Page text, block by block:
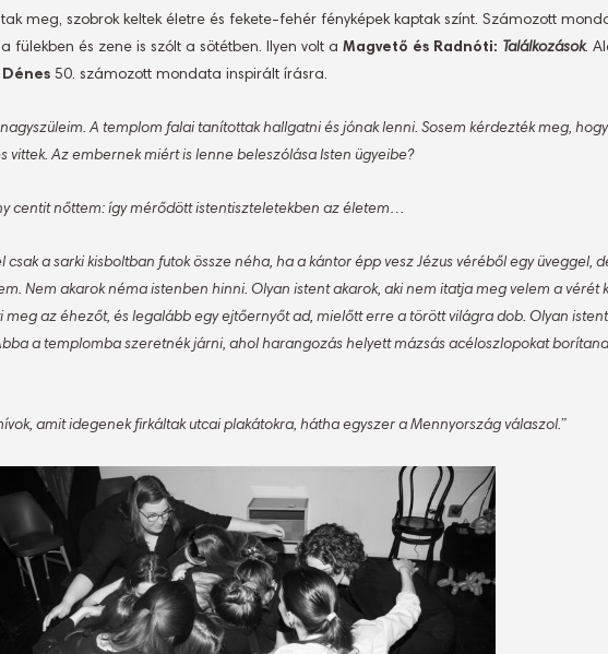
meg, szobrok keltek életre és fekete-fehér fényképek kaptak színt. Számozott
fülekben és zene is szólt a sötétben. Ilyen volt a Magvető és Radnóti: Találkozások.
Dénes 50. számozott mondata inspirált írásra.
A templom falai tanítottak hallgatni és jónak lenni. Sosem kérdezték meg,
vittek. Az embernek miért is lenne beleszólása Isten ügyeibe?
centit nőttem: így mérődött istentiszteletekben az életem…
a sarki kisboltban futok össze néha, ha a kántor épp vesz Jézus véréből egy üveggel,
Nem akarok néma istenben hinni. Olyan istent akarok, aki nem itatja meg velem a vérét
az éhezőt, és legalább egy ejtőernyőt ad, mielőtt erre a törött világra dob. Olyan
a templomba szeretnék járni, ahol harangozás helyett mázsás acéloszlopokat
amit idegenek firkáltak utcai plakátokra, hátha egyszer a Mennyország válaszol.”